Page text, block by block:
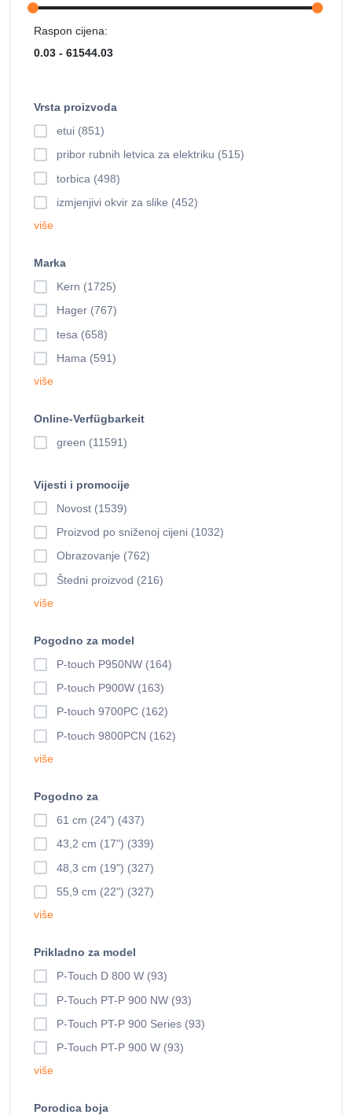
Raspon cijena:
Vrsta proizvoda
etui (851)
pribor rubnih letvica za elektriku (515)
torbica (498)
izmjenjivi okvir za slike (452)
više
Marka
Kern (1725)
Hager (767)
tesa (658)
Hama (591)
više
Online-Verfügbarkeit
green (11591)
Vijesti i promocije
Novost (1539)
Proizvod po sniženoj cijeni (1032)
Obrazovanje (762)
Štedni proizvod (216)
više
Pogodno za model
P-touch P950NW (164)
P-touch P900W (163)
P-touch 9700PC (162)
P-touch 9800PCN (162)
više
Pogodno za
61 cm (24") (437)
43,2 cm (17") (339)
48,3 cm (19") (327)
55,9 cm (22") (327)
više
Prikladno za model
P-Touch D 800 W (93)
P-Touch PT-P 900 NW (93)
P-Touch PT-P 900 Series (93)
P-Touch PT-P 900 W (93)
više
Porodica boja